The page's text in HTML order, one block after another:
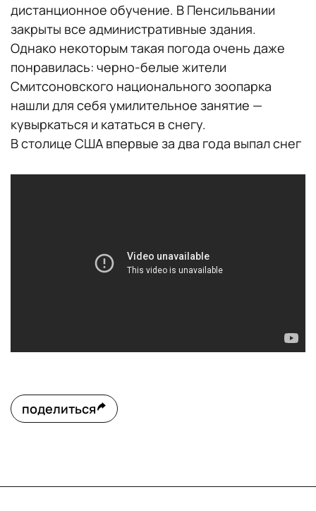
дистанционное обучение. В Пенсильвании
закрыты все административные здания.
Однако некоторым такая погода очень даже
понравилась: черно-белые жители
Смитсоновского национального зоопарка
нашли для себя умилительное занятие —
кувыркаться и кататься в снегу.
В столице США впервые за два года выпал снег
поделиться